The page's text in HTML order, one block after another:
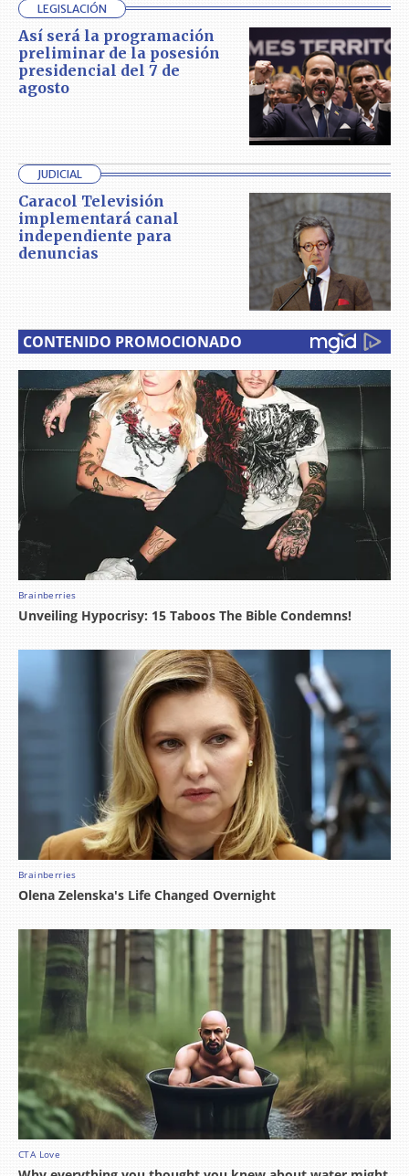
LEGISLACIÓN
Así será la programación
preliminar de la posesión
presidencial del 7 de
agosto
JUDICIAL
Caracol Televisión
implementará canal
independiente para
denuncias